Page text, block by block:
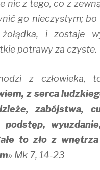
nic z tego, co z
go nieczystym;
i zostaje
potrawy za czyste.
z człowieka,
z serca
zabójstwa,
to zło z
» Mk 7, 14-23